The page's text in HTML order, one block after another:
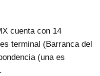
cuenta con 14
terminal (Barranca del
(una es